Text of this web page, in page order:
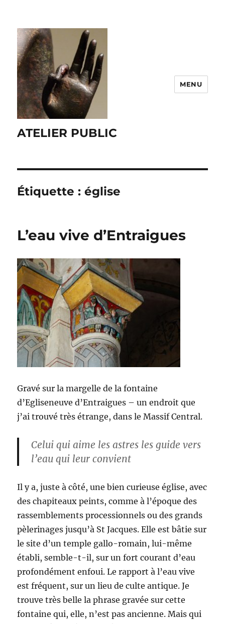
ATELIER PUBLIC
MENU
Étiquette :église
L’eau vive d’Entraigues
Gravé sur la margelle de la fontaine
d’Egliseneuve d’Entraigues – un endroit que
j’ai trouvé très étrange, dans le Massif Central.
Celui qui aime les astres les guide vers
l’eau qui leur convient
Il y a, juste à côté, une bien curieuse église, avec
des chapiteaux peints, comme à l’époque des
rassemblements processionnels ou des grands
pèlerinages jusqu’à St Jacques. Elle est bâtie sur
le site d’un temple gallo-romain, lui-même
établi, semble-t-il, sur un fort courant d’eau
profondément enfoui. Le rapport à l’eau vive
est fréquent, sur un lieu de culte antique. Je
trouve très belle la phrase gravée sur cette
fontaine qui, elle, n’est pas ancienne. Mais qui